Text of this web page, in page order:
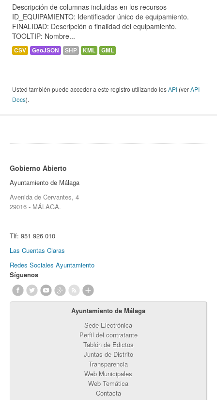
Descripción de columnas incluidas en los recursos
ID_EQUIPAMIENTO: Identificador único de equipamiento.
FINALIDAD: Descripción o finalidad del equipamiento.
TOOLTIP: Nombre...
CSV GeoJSON SHP KML GML
Usted también puede acceder a este registro utilizando losAPI (verAPI
Docs).
Gobierno Abierto
Ayuntamiento de Málaga
Avenida de Cervantes, 4
29016 - MÁLAGA.
Tlf: 951 926 010
Las Cuentas Claras
Redes Sociales Ayuntamiento
Síguenos
Ayuntamiento de Málaga
Sede Electrónica
Perfil del contratante
Tablón de Edictos
Juntas de Distrito
Transparencia
Web Municipales
Web Temática
Contacta